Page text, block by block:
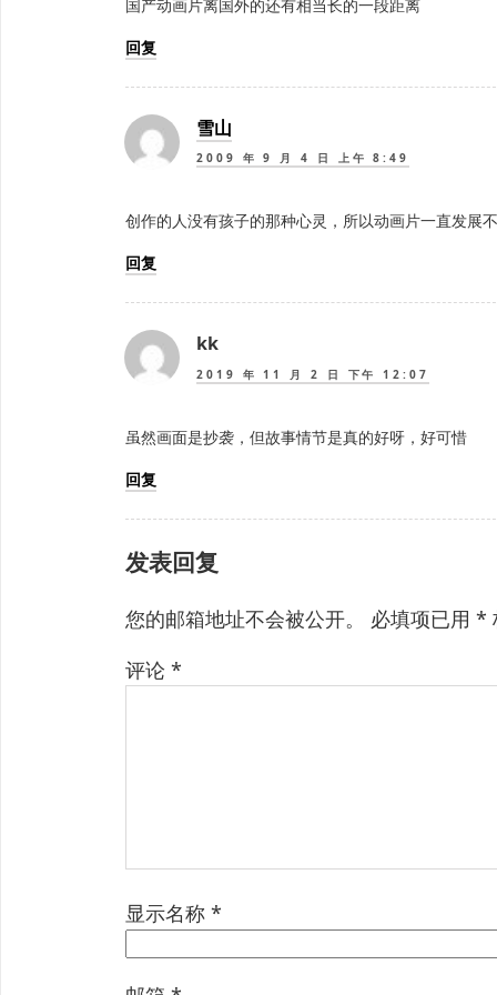
国产动画片离国外的还有相当长的一段距离
回复
雪山
2009 年 9 月 4 日 上午 8:49
创作的人没有孩子的那种心灵，所以动画片一直发展
回复
kk
2019 年 11 月 2 日 下午 12:07
虽然画面是抄袭，但故事情节是真的好呀，好可惜
回复
发表回复
您的邮箱地址不会被公开。 必填项已用 *
评论 *
显示名称 *